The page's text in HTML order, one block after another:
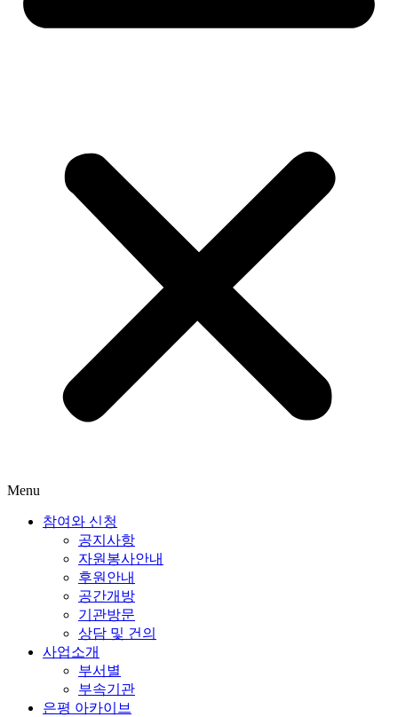
Menu
참여와 신청
공지사항
자원봉사안내
후원안내
공간개방
기관방문
상담 및 건의
사업소개
부서별
부속기관
은평 아카이브